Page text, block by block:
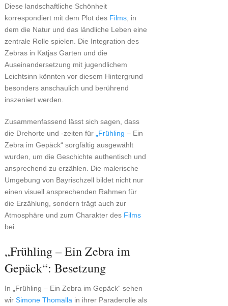
Diese landschaftliche Schönheit
korrespondiert mit dem Plot des Films, in
dem die Natur und das ländliche Leben eine
zentrale Rolle spielen. Die Integration des
Zebras in Katjas Garten und die
Auseinandersetzung mit jugendlichem
Leichtsinn könnten vor diesem Hintergrund
besonders anschaulich und berührend
inszeniert werden.
Zusammenfassend lässt sich sagen, dass
die Drehorte und -zeiten für „Frühling – Ein
Zebra im Gepäck“ sorgfältig ausgewählt
wurden, um die Geschichte authentisch und
ansprechend zu erzählen. Die malerische
Umgebung von Bayrischzell bildet nicht nur
einen visuell ansprechenden Rahmen für
die Erzählung, sondern trägt auch zur
Atmosphäre und zum Charakter des Films
bei.
„Frühling – Ein Zebra im
Gepäck“: Besetzung
In „Frühling – Ein Zebra im Gepäck“ sehen
wir Simone Thomallain ihrer Paraderolle als